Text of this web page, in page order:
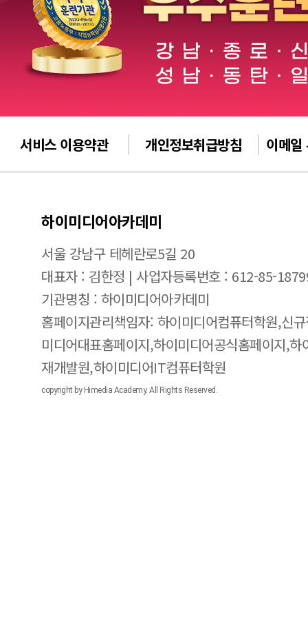
서비스 이용약관 개인정보취급방침 이메일
하이미디어아카데미
서울 강남구 테헤란로5길 20
대표자 : 김한정 | 사업자등록번호 : 612-85-
기관명칭 : 하이미디어아카데미
홈페이지관리책임자: 하이미디어컴퓨터학원,신
미디어대표홈페이지,하이미디어공식홈페이지,
재개발원,하이미디어IT컴퓨터학원
copyright by Himedia Academy. All Rights Reserved.